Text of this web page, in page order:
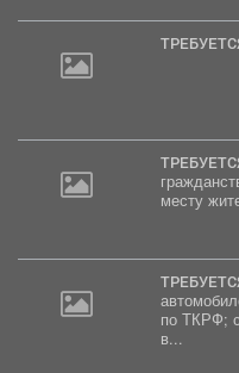
гражданство РФ;
по ТКРФ;
в...